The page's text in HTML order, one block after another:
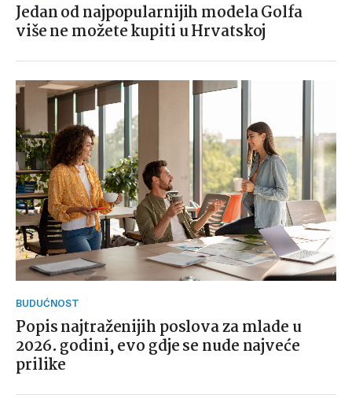
Jedan od najpopularnijih modela Golfa
više ne možete kupiti u Hrvatskoj
BUDUĆNOST
Popis najtraženijih poslova za mlade u
2026. godini, evo gdje se nude najveće
prilike